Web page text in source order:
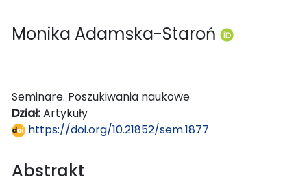
Monika Adamska-Staroń
Seminare. Poszukiwania naukowe
Dział:Artykuły
https://doi.org/10.21852/sem.1877
Abstrakt